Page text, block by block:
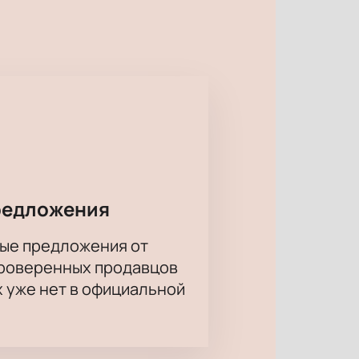
легко онлайн или по телефону —
чувства. Почувствуйте
предложения от
продавцов
нет в официальной